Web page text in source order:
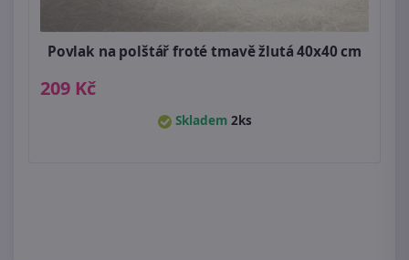
Povlak na polštář froté tmavě žlutá 40x40 cm
209 Kč
Skladem 2ks